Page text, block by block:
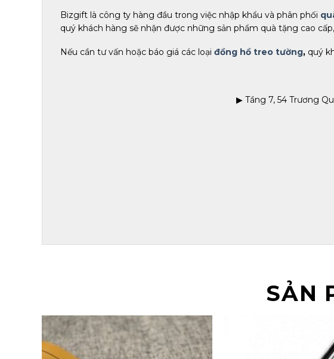
Bizgift là công ty hàng đầu trong việc nhập khẩu và phân phối
quý khách hàng sẽ nhận được những sản phẩm quà tặng cao
Nếu cần tư vấn hoặc báo giá các loại đồng hồ treo tường, quý
▶ Tầng 7, 54 Trương
SẢN